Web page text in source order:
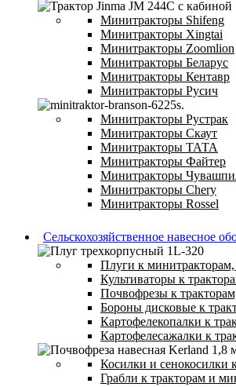
Минитракторы Shifeng
Минитракторы Xingtai
Минитракторы Zoomlion
Минитракторы Беларус
Минитракторы Кентавр
Минитракторы Русич
Минитракторы Рустрак
Минитракторы Скаут
Минитракторы ТАТА
Минитракторы Файтер
Минитракторы
Минитракторы Chery
Минитракторы Rossel
Сельскохозяйственное навесное
Плуги к
Культиваторы к
Почвофрезы к
Бороны дисковые к
Картофелекопалки к
Картофелесажалки к
Косилки и сенокосилки
Грабли к тракторам и